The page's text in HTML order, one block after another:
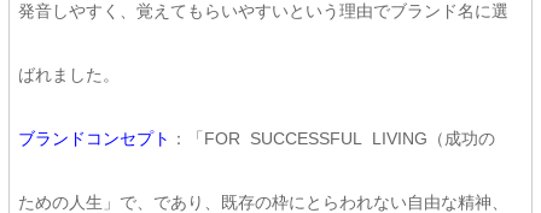
発音しやすく、覚えてもらいやすいという理由でブランド名に選
ばれました。
ブランドコンセプト ：「FOR SUCCESSFUL LIVING（成功の
ための人生」で、であり、既存の枠にとらわれない自由な精神、